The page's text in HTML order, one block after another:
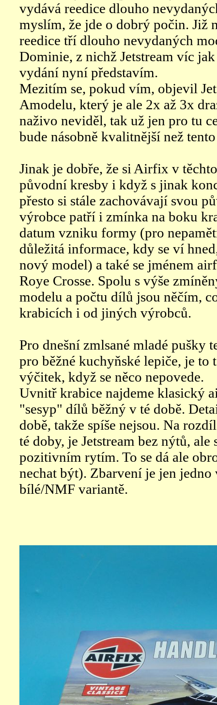
vydává reedice dlouho
myslím, že jde o dobrý počin. Již
reedice tří dlouho nevydaných
Dominie, z nichž Jetstream víc
vydání nyní představím.
Mezitím se, pokud vím, objevil
Amodelu, který je ale 2x až 3x
naživo neviděl, tak už jen pro tu
bude násobně kvalitnější než
Jinak je dobře, že si Airfix v
původní kresby i když s jinak
přesto si stále zachovávají svou
výrobce patří i zmínka na boku
datum vzniku formy (pro
důležitá informace, kdy se ví
nový model) a také se jménem
Roye Crosse. Spolu s výše
modelu a počtu dílů jsou něčím,
krabicích i od jiných výrobců.
Pro dnešní zmlsané mladé pušky
pro běžné kuchyňské lepiče, je to
výčitek, když se něco nepovede.
Uvnitř krabice najdeme klasický
"sesyp" dílů běžný v té době.
době, takže spíše nejsou. Na
té doby, je Jetstream bez nýtů,
pozitivním rytím. To se dá ale
nechat být). Zbarvení je jen
bílé/NMF variantě.